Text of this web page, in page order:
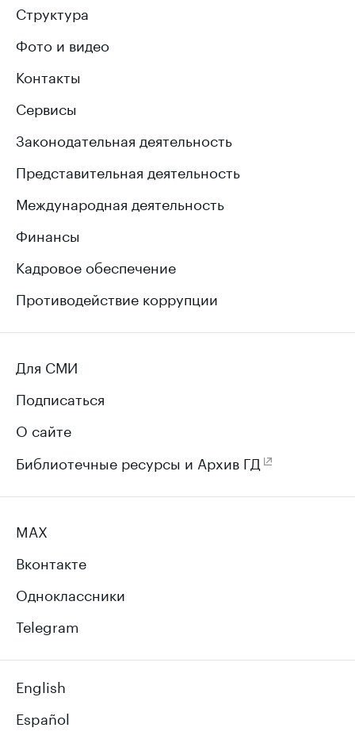
Структура
Фото и видео
Контакты
Сервисы
Законодательная деятельность
Представительная деятельность
Международная деятельность
Финансы
Кадровое обеспечение
Противодействие коррупции
Для СМИ
Подписаться
О сайте
Библиотечные ресурсы и Архив ГД
MAX
Вконтакте
Одноклассники
Telegram
English
Español